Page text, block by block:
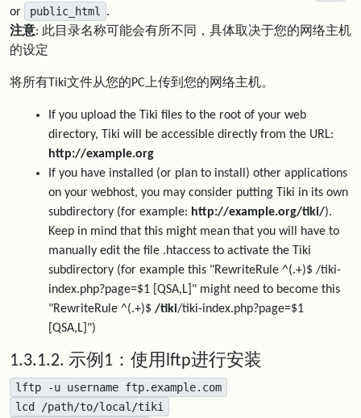
or
public_html
.
注意: 此目录名称可能会有所不同，具体取决于您的网络主机
的设定
将所有Tiki文件从您的PC上传到您的网络主机。
If you upload the Tiki files to the root of your web
directory, Tiki will be accessible directly from the URL:
http://example.org
If you have installed (or plan to install) other applications
on your webhost, you may consider putting Tiki in its own
subdirectory (for example: http://example.org/tiki/).
Keep in mind that this might mean that you will have to
manually edit the file .htaccess to activate the Tiki
subdirectory (for example this "RewriteRule ^(.+)$ /tiki-
index.php?page=$1 [QSA,L]" might need to become this
"RewriteRule ^(.+)$ /tiki/tiki-index.php?page=$1
[QSA,L]")
1.3.1.2. 示例1：使用lftp进行安装
lftp -u username ftp.example.com
lcd /path/to/local/tiki